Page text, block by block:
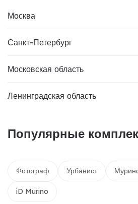
Москва
Санкт-Петербург
Московская область
Ленинградская область
Популярные
Фотограф Урбанист
iD Murino